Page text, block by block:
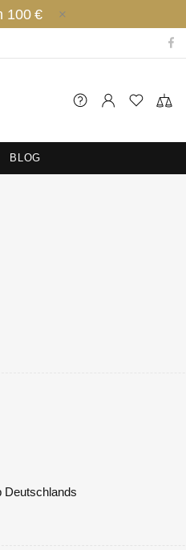
100 €
BLOG
Deutschlands